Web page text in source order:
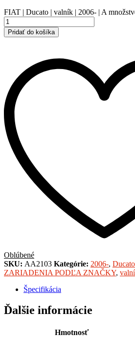
FIAT | Ducato | valník | 2006- | A
Pridať do košíka
Oblúbené
SKU: AA2103 Kategórie: 2006-, Ducato
ZARIADENIA PODĽA ZNAČKY,
Špecifikácia
Ďalšie informácie
Hmotnosť